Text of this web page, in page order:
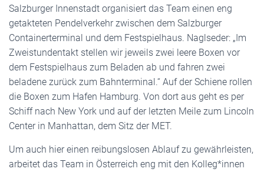
Salzburger Innenstadt organisiert das Team einen eng
getakteten Pendelverkehr zwischen dem Salzburger
Containerterminal und dem Festspielhaus. Naglseder: „Im
Zweistundentakt stellen wir jeweils zwei leere Boxen vor
dem Festspielhaus zum Beladen ab und fahren zwei
beladene zurück zum Bahnterminal.“ Auf der Schiene rollen
die Boxen zum Hafen Hamburg. Von dort aus geht es per
Schiff nach New York und auf der letzten Meile zum Lincoln
Center in Manhattan, dem Sitz der MET.
Um auch hier einen reibungslosen Ablauf zu gewährleisten,
arbeitet das Team in Österreich eng mit den Kolleg*innen